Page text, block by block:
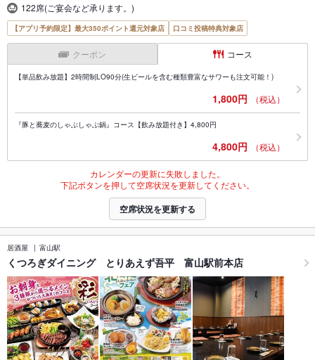
122席(ご宴会など承ります。)
【アプリ予約限定】最大350ポイント還元対象店 口コミ投稿特典対象店
クーポン コース
【単品飲み放題】2時間制LO90分(生ビールを含む種類豊富なサワーも注文可能！)
1,800円 （税込）
『豚と蕎麦のしゃぶしゃぶ鍋』コース【飲み放題付き】4,800円
4,800円 （税込）
カレンダーの更新に失敗しました。
下記ボタンを押して空席状況を更新してください。
空席状況を更新する
居酒屋 富山駅
くつろぎダイニング とりあえず吾平 富山駅前本店